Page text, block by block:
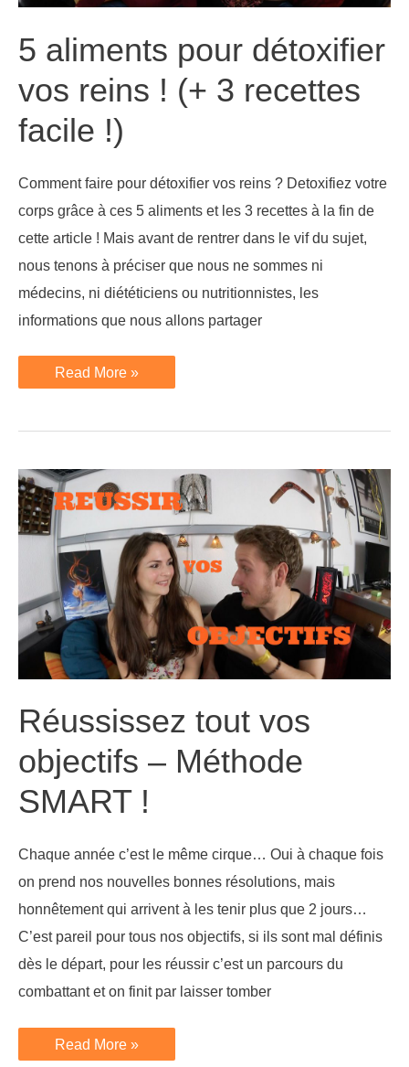
5 aliments pour détoxifier
vos reins ! (+ 3 recettes
facile !)
Comment faire pour détoxifier vos reins ? Detoxifiez votre
corps grâce à ces 5 aliments et les 3 recettes à la fin de
cette article ! Mais avant de rentrer dans le vif du sujet,
nous tenons à préciser que nous ne sommes ni
médecins, ni diététiciens ou nutritionnistes, les
informations que nous allons partager
5
aliments
vos
(+
3
recettes
facile
!)
Read More »
Réussissez tout vos
objectifs – Méthode
SMART !
Chaque année c’est le même cirque… Oui à chaque fois
on prend nos nouvelles bonnes résolutions, mais
honnêtement qui arrivent à les tenir plus que 2 jours…
C’est pareil pour tous nos objectifs, si ils sont mal définis
dès le départ, pour les réussir c’est un parcours du
combattant et on finit par laisser tomber
Réussissez
tout
Read More »